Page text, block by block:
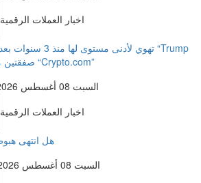
اخبار العملات الرقمية
Media” صفقتين مع شركة “Crypto.com”
السبت 08 أغسطس 2026 03:41 مساءً
اخبار العملات الرقمية
هل انتهى
السبت 08 أغسطس 2026 02:58 صباحاً